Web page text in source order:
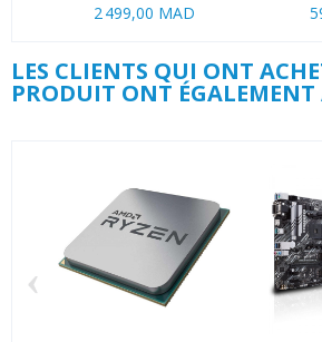
2 499,00 MAD
LES CLIENTS QUI ONT
PRODUIT ONT ÉGALEMENT
‹